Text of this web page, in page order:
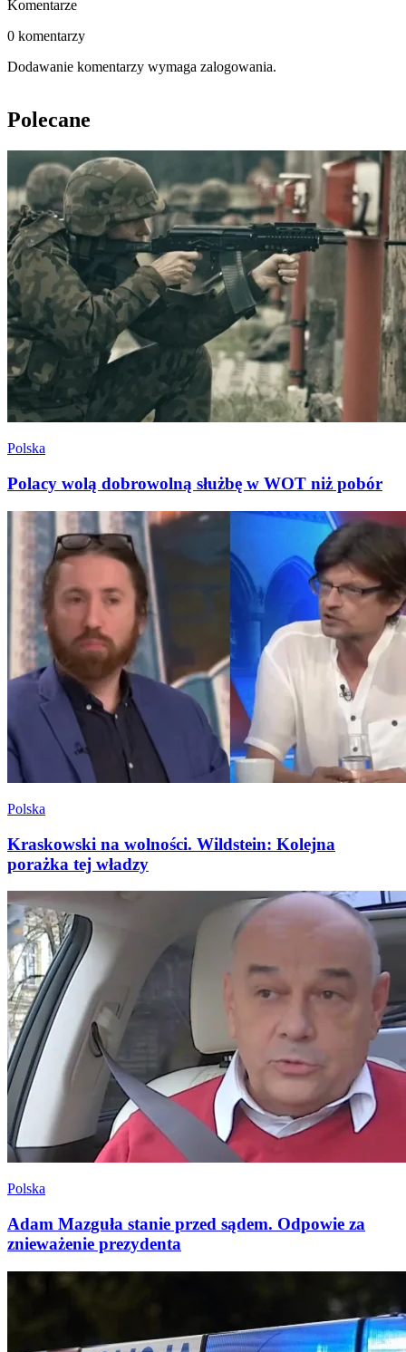
Komentarze
0 komentarzy
Dodawanie komentarzy wymaga zalogowania.
Polecane
Polska
Polacy wolą dobrowolną służbę w WOT niż pobór
Polska
Kraskowski na wolności. Wildstein: Kolejna
porażka tej władzy
Polska
Adam Mazguła stanie przed sądem. Odpowie za
znieważenie prezydenta